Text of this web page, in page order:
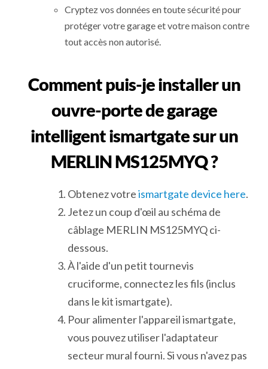
Cryptez vos données en toute sécurité pour
protéger votre garage et votre maison contre
tout accès non autorisé.
Comment puis-je installer un
ouvre-porte de garage
intelligent ismartgate sur un
MERLIN MS125MYQ ?
Obtenez votreismartgate device here.
Jetez un coup d'œil au schéma de
câblage MERLIN MS125MYQ ci-
dessous.
À l'aide d'un petit tournevis
cruciforme, connectez les fils (inclus
dans le kit ismartgate).
Pour alimenter l'appareil ismartgate,
vous pouvez utiliser l'adaptateur
secteur mural fourni. Si vous n'avez pas